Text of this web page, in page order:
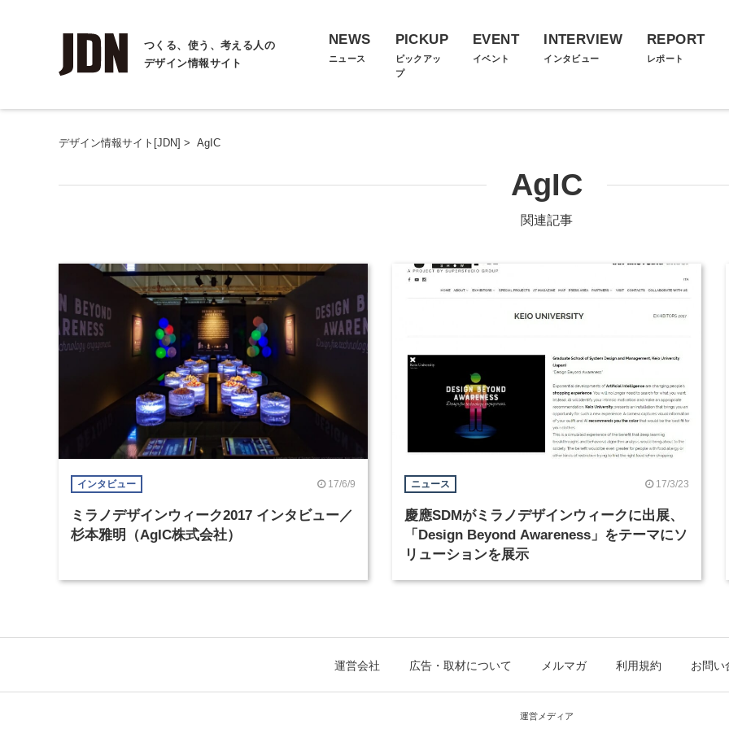
つくる、使う、考える人の
デザイン情報サイト
NEWS
ニュース
PICKUP
ピックアッ
プ
EVENT
イベント
INTERVIEW
インタビュー
REPORT
レポート
デザイン情報サイト[JDN] > AgIC
AgIC
関連記事
インタビュー 17/6/9
ミラノデザインウィーク2017 インタビュー／
杉本雅明（AgIC株式会社）
ニュース 17/3/23
慶應SDMがミラノデザインウィークに出展、
「Design Beyond Awareness」をテーマにソ
リューションを展示
運営会社 広告・取材について メルマガ 利用規約 お問い
運営メディア